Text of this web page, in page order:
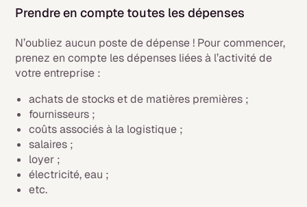
Prendre en compte toutes les dépenses
N’oubliez aucun poste de dépense ! Pour commencer,
prenez en compte les dépenses liées à l’activité de
votre entreprise :
achats de stocks et de matières premières ;
fournisseurs ;
coûts associés à la logistique ;
salaires ;
loyer ;
électricité, eau ;
etc.